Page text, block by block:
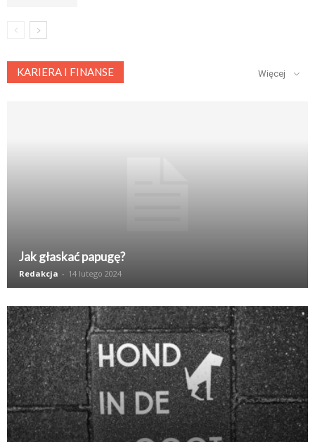
KARIERA I FINANSE Więcej
Jak głaskać papugę?
Redakcja - 14 lutego 2024